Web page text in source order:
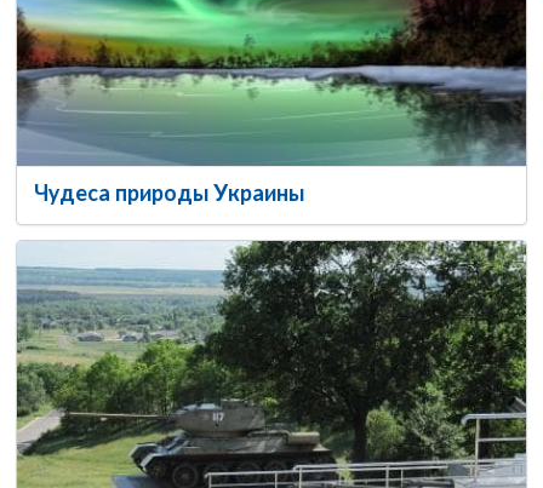
Чудеса природы Украины